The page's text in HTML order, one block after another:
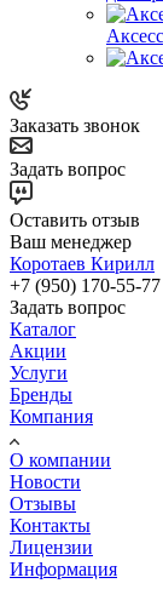
Заказать звонок
Задать вопрос
Оставить отзыв
Ваш менеджер
Коротаев Кирилл
+7 (950) 170-55-77
Задать вопрос
Каталог
Акции
Услуги
Бренды
Компания
О компании
Новости
Отзывы
Контакты
Лицензии
Информация